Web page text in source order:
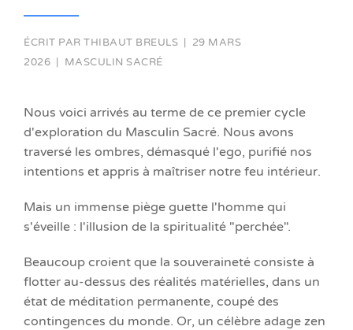
ÉCRIT PAR THIBAUT BREULS | 29 MARS
2026 | MASCULIN SACRÉ
Nous voici arrivés au terme de ce premier cycle
d'exploration du Masculin Sacré. Nous avons
traversé les ombres, démasqué l'ego, purifié nos
intentions et appris à maîtriser notre feu intérieur.
Mais un immense piège guette l'homme qui
s'éveille : l'illusion de la spiritualité "perchée".
Beaucoup croient que la souveraineté consiste à
flotter au-dessus des réalités matérielles, dans un
état de méditation permanente, coupé des
contingences du monde. Or, un célèbre adage zen